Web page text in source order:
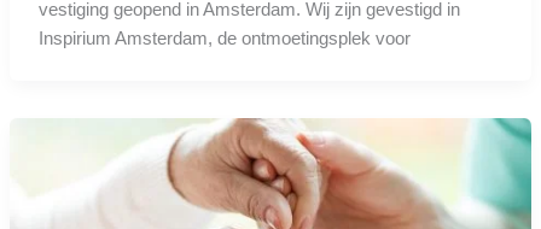
vestiging geopend in Amsterdam. Wij zijn gevestigd in
Inspirium Amsterdam, de ontmoetingsplek voor